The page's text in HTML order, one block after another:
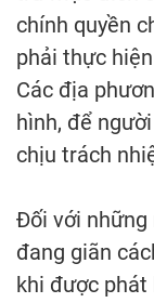
chính quyền
phải thực
Các địa
hình, để
chịu trách
Đối với những
đang giãn
khi được phát